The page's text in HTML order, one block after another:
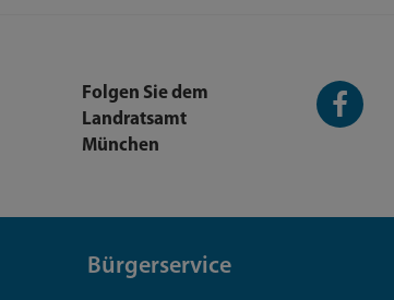
Folgen Sie dem
Landratsamt
München
Facebook-
Seite
Bürgerservice